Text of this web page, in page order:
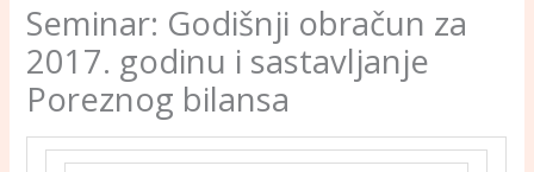
Seminar: Godišnji obračun za
2017. godinu i sastavljanje
Poreznog bilansa